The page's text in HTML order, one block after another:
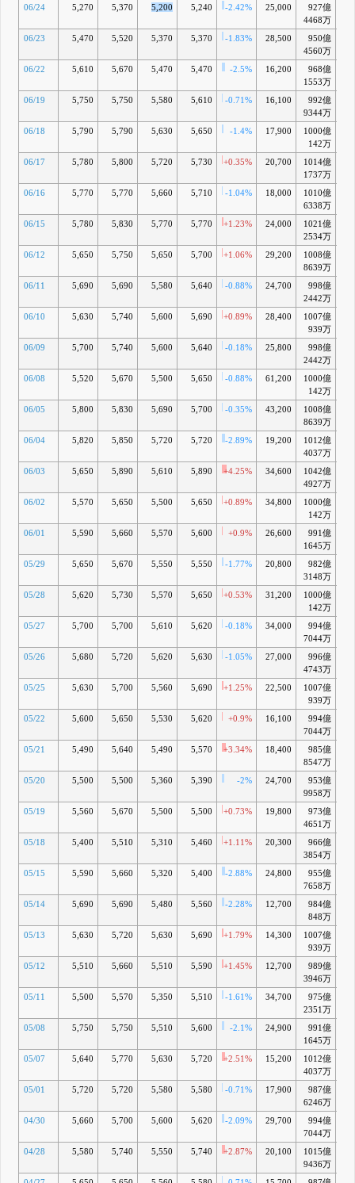
06/24 5,270 5,370 5,200 5,240 -2.42% 25,000
927億
4468万
06/23 5,470 5,520 5,370 5,370 -1.83% 28,500
950億
4560万
06/22 5,610 5,670 5,470 5,470 -2.5% 16,200
968億
1553万
06/19 5,750 5,750 5,580 5,610 -0.71% 16,100
992億
9344万
06/18 5,790 5,790 5,630 5,650 -1.4% 17,900
1000億
142万
06/17 5,780 5,800 5,720 5,730 +0.35% 20,700
1014億
1737万
06/16 5,770 5,770 5,660 5,710 -1.04% 18,000
1010億
6338万
06/15 5,780 5,830 5,770 5,770 +1.23% 24,000
1021億
2534万
06/12 5,650 5,750 5,650 5,700 +1.06% 29,200
1008億
8639万
06/11 5,690 5,690 5,580 5,640 -0.88% 24,700
998億
2442万
06/10 5,630 5,740 5,600 5,690 +0.89% 28,400
1007億
939万
06/09 5,700 5,740 5,600 5,640 -0.18% 25,800
998億
2442万
06/08 5,520 5,670 5,500 5,650 -0.88% 61,200
1000億
142万
06/05 5,800 5,830 5,690 5,700 -0.35% 43,200
1008億
8639万
06/04 5,820 5,850 5,720 5,720 -2.89% 19,200
1012億
4037万
06/03 5,650 5,890 5,610 5,890 +4.25% 34,600
1042億
4927万
06/02 5,570 5,650 5,500 5,650 +0.89% 34,800
1000億
142万
06/01
5,590 5,660 5,570 5,600 +0.9% 26,600
991億
1645万
05/29 5,650 5,670 5,550 5,550 -1.77% 20,800
982億
3148万
05/28 5,620 5,730 5,570 5,650 +0.53% 31,200
1000億
142万
05/27 5,700 5,700 5,610 5,620 -0.18% 34,000
994億
7044万
05/26 5,680 5,720 5,620 5,630 -1.05% 27,000
996億
4743万
05/25 5,630 5,700 5,560 5,690 +1.25% 22,500
1007億
939万
05/22 5,600 5,650 5,530 5,620 +0.9% 16,100
994億
7044万
05/21 5,490 5,640 5,490 5,570 +3.34% 18,400
985億
8547万
05/20 5,500 5,500 5,360 5,390 -2% 24,700
953億
9958万
05/19 5,560 5,670 5,500 5,500 +0.73% 19,800
973億
4651万
05/18 5,400 5,510 5,310 5,460 +1.11% 20,300
966億
3854万
05/15 5,590 5,660 5,320 5,400 -2.88% 24,800
955億
7658万
05/14 5,690 5,690 5,480 5,560 -2.28% 12,700
984億
848万
05/13 5,630 5,720 5,630 5,690 +1.79% 14,300
1007億
939万
05/12 5,510 5,660 5,510 5,590 +1.45% 12,700
989億
3946万
05/11 5,500 5,570 5,350 5,510 -1.61% 34,700
975億
2351万
05/08 5,750 5,750 5,510 5,600 -2.1% 24,900
991億
1645万
05/07 5,640 5,770 5,630 5,720 +2.51% 15,200
1012億
4037万
05/01 5,720 5,720 5,580 5,580 -0.71% 17,900
987億
6246万
04/30 5,660 5,700 5,600 5,620 -2.09% 29,700
994億
7044万
04/28 5,580 5,740 5,550 5,740 +2.87% 20,100
1015億
9436万